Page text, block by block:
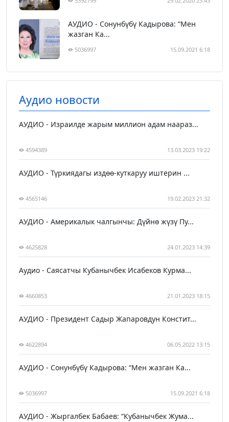
АУДИО - Сонунбүбү Кадырова: “Мен
жазган Ка...
5036997 15.09.2021 6:18
Аудио новости
АУДИО - Израилде жарым миллион адам наараз...
4594389 13.03.2023 19:22
АУДИО - Түркиядагы издөө-куткаруу иштерин ...
4565146 19.02.2023 21:32
АУДИО - Америкалык чалгынчы: Дүйнө жүзү Пу...
4625828 24.01.2023 14:39
Аудио - Саясатчы Кубанычбек Исабеков Курма...
4660853 21.01.2023 18:15
АУДИО - Президент Садыр Жапаровдун Констит...
4622894 06.05.2022 13:15
АУДИО - Сонунбүбү Кадырова: “Мен жазган Ка...
5036997 15.09.2021 6:18
АУДИО - Жыргалбек Бабаев: “Кубанычбек Жума...